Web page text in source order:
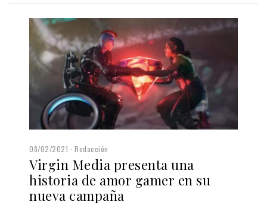
08/02/2021 Redacción
Virgin Media presenta una
historia de amor gamer en su
nueva campaña